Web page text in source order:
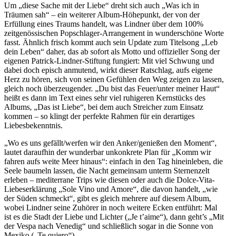
Um „diese Sache mit der Liebe“ dreht sich auch „Was ich in
Träumen sah“ – ein weiterer Album-Höhepunkt, der von der
Erfüllung eines Traums handelt, was Lindner über dem 100%
zeitgenössischen Popschlager-Arrangement in wunderschöne Worte
fasst. Ähnlich frisch kommt auch sein Update zum Titelsong „Leb
dein Leben“ daher, das ab sofort als Motto und offizieller Song der
eigenen Patrick-Lindner-Stiftung fungiert: Mit viel Schwung und
dabei doch episch anmutend, wirkt dieser Ratschlag, aufs eigene
Herz zu hören, sich von seinen Gefühlen den Weg zeigen zu lassen,
gleich noch überzeugender. „Du bist das Feuer/unter meiner Haut“
heißt es dann im Text eines sehr viel ruhigeren Kernstücks des
Albums, „Das ist Liebe“, bei dem auch Streicher zum Einsatz
kommen – so klingt der perfekte Rahmen für ein derartiges
Liebesbekenntnis.
„Wo es uns gefällt/werfen wir den Anker/genießen den Moment“,
lautet daraufhin der wunderbar unkonkrete Plan für „Komm wir
fahren aufs weite Meer hinaus“: einfach in den Tag hineinleben, die
Seele baumeln lassen, die Nacht gemeinsam unterm Sternenzelt
erleben – mediterrane Trips wie diesen oder auch die Dolce-Vita-
Liebeserklärung „Sole Vino und Amore“, die davon handelt, „wie
der Süden schmeckt“, gibt es gleich mehrere auf diesem Album,
wobei Lindner seine Zuhörer in noch weitere Ecken entführt: Mal
ist es die Stadt der Liebe und Lichter („Je t’aime“), dann geht’s „Mit
der Vespa nach Venedig“ und schließlich sogar in die Sonne von